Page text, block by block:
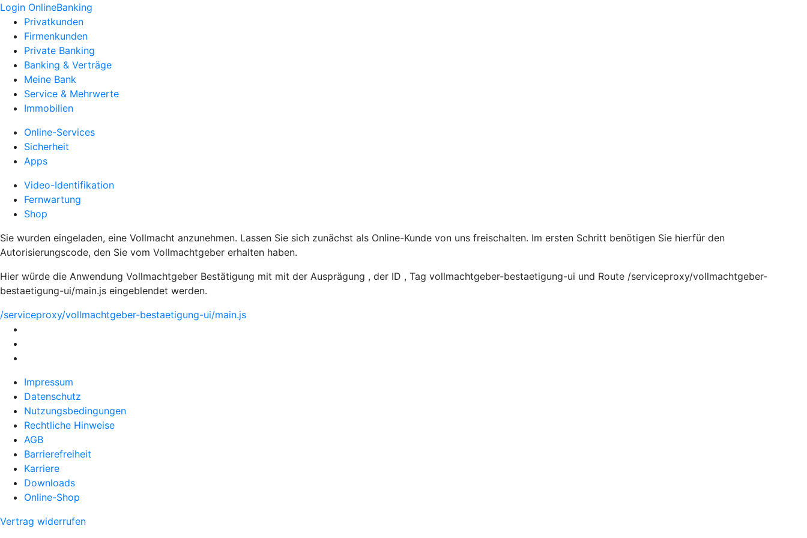
Login OnlineBanking
Privatkunden
Firmenkunden
Private Banking
Banking & Verträge
Meine Bank
Service & Mehrwerte
Immobilien
Online-Services
Sicherheit
Apps
Video-Identifikation
Fernwartung
Shop
Sie wurden eingeladen, eine Vollmacht anzunehmen. Lassen Sie sich zunächst als Online-Kunde von uns freischalten. Im ersten Schritt benötigen Sie hierfür den
Autorisierungscode, den Sie vom Vollmachtgeber erhalten haben.
Hier würde die Anwendung Vollmachtgeber Bestätigung mit mit der Ausprägung , der ID , Tag vollmachtgeber-bestaetigung-ui und Route /serviceproxy/vollmachtgeber-
bestaetigung-ui/main.js eingeblendet werden.
/serviceproxy/vollmachtgeber-bestaetigung-ui/main.js
Impressum
Datenschutz
Nutzungsbedingungen
Rechtliche Hinweise
AGB
Barrierefreiheit
Karriere
Downloads
Online-Shop
Vertrag widerrufen